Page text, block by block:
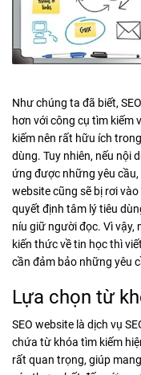
Như chúng ta đã biết,
hơn với công cụ tìm kiếm
kiếm nên rất hữu ích
dùng. Tuy nhiên, nếu nội
ứng được những yêu
website cũng sẽ bị rơi
quyết định tâm lý tiêu
níu giữ người đọc. Vì vậy,
kiến thức về tin học thì
cần đảm bảo những yêu
Lựa chọn từ
SEO website là dịch vụ
chứa từ khóa tìm kiếm
rất quan trọng, giúp